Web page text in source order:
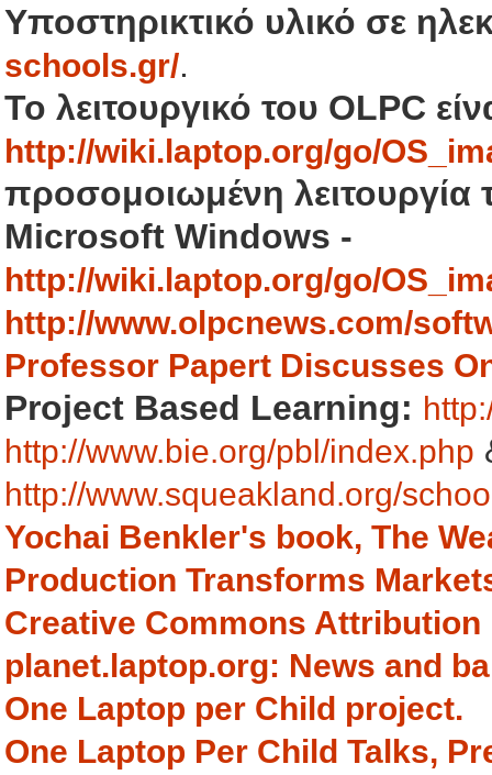
Υποστηρικτικό υλικό σε
schools.gr/.
Το λειτουργικό του OLPC
http://wiki.laptop.org/go/
προσομοιωμένη
Microsoft Windows -
http://wiki.laptop.org/go/
http://www.olpcnews.com/
Professor Papert Discusses
Project Based Learning:
http://www.bie.org/pbl/index.php
http://www.squeakland.org/
Yochai Benkler's book, The
Production Transforms
Creative Commons
planet.laptop.org: News and
One Laptop per Child project.
One Laptop Per Child Talks,